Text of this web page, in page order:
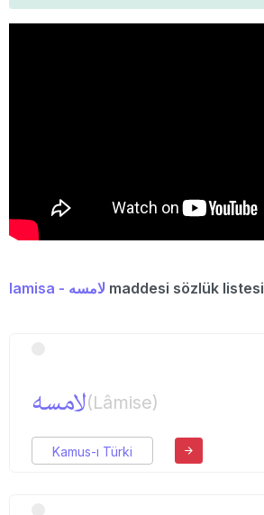
lamisa - لامسه maddesi sözlük listesi
لامسه(Lâmise)
Kamus-ı Türki